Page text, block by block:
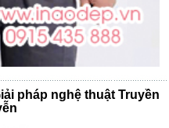
pháp nghệ thuật Truyền